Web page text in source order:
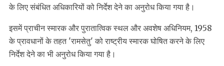
के लिए संबंधित अधिकारियों को निर्देश देने का अनुरोध किया गया है।
इसमें प्राचीन स्मारक और पुरातात्विक स्थल और अवशेष अधिनियम, 1958
के प्रावधानों के तहत 'रामसेतु' को राष्ट्रीय स्मारक घोषित करने के लिए
निर्देश देने का भी अनुरोध किया गया है।